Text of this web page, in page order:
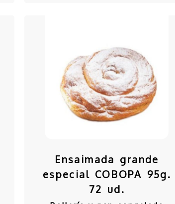
Ensaimada grande
especial COBOPA 95g.
72 ud.